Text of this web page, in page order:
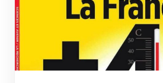
L’UNITÉ
DE
PRÉCALCUL